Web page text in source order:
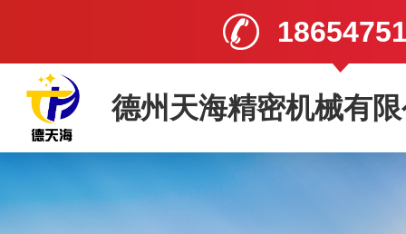
德州天海精密机械有